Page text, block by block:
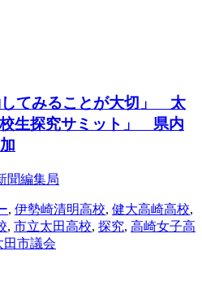
してみることが大切」 太
生探究サミット」 県内
聞編集局
, 伊勢崎清明高校, 健大高崎高校,
, 市立太田高校, 探究, 高崎女子高
田市議会